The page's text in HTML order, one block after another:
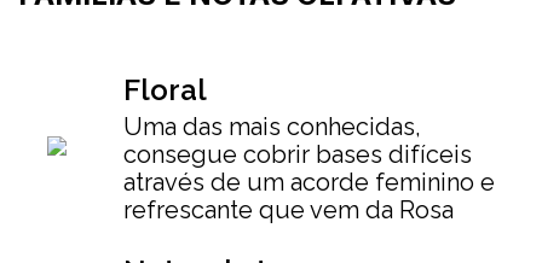
Floral
Uma das mais conhecidas,
consegue cobrir bases difíceis
através de um acorde feminino e
refrescante que vem da Rosa